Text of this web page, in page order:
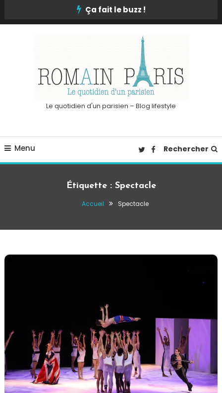
Ça fait le buzz !
Le quotidien d'un parisien – Blog lifestyle
Menu Rechercher
Étiquette : Spectacle
Accueil Spectacle